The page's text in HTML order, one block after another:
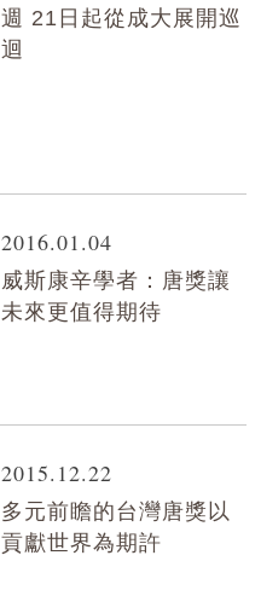
週 21日起從成大展開巡
迴
2016.01.04
威斯康辛學者：唐獎讓
未來更值得期待
2015.12.22
多元前瞻的台灣唐獎以
貢獻世界為期許